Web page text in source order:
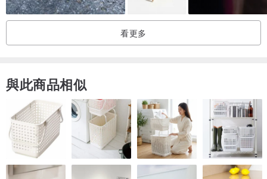
每款都可以自由的疊搭或單獨配戴
-
L'information | 詳細資訊
商品狀況 | 全新
看更多
與此商品相似